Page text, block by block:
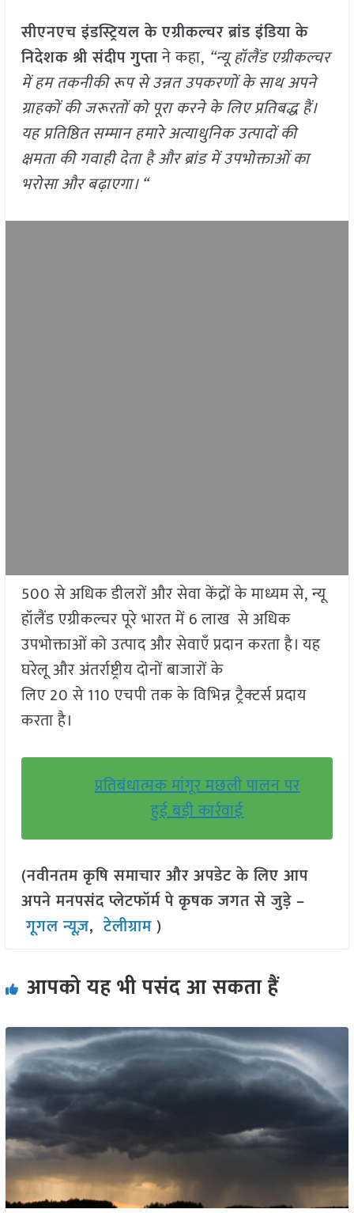
सीएनएच इंडस्ट्रियल के एग्रीकल्चर ब्रांड इंडिया के
निदेशक श्री संदीप गुप्ताने कहा, “न्यू हॉलैंड एग्रीकल्चर
में हम तकनीकी रूप से उन्नत उपकरणों के साथ अपने
ग्राहकों की जरूरतों को पूरा करने के लिए प्रतिबद्ध हैं।
यह प्रतिष्ठित सम्मान हमारे अत्याधुनिक उत्पादों की
क्षमता की गवाही देता है और ब्रांड में उपभोक्ताओं का
भरोसा और बढ़ाएगा। “
500 से अधिक डीलरों और सेवा केंद्रों के माध्यम से, न्यू
हॉलैंड एग्रीकल्चर पूरे भारत में 6 लाख से अधिक
उपभोक्ताओं को उत्पाद और सेवाएँ प्रदान करता है। यह
घरेलू और अंतर्राष्ट्रीय दोनों बाजारों के
लिए 20 से 110 एचपी तक के विभिन्न ट्रैक्टर्स प्रदाय
करता है।
प्रतिबंधात्मक मांगूर मछली पालन पर
हुई बड़ी कार्रवाई
(नवीनतम कृषि समाचार और अपडेट के लिए आप
अपने मनपसंद प्लेटफॉर्म पे कृषक जगत से जुड़े –
गूगल न्यूज़,टेलीग्राम )
आपको यह भी पसंद आ सकता हैं